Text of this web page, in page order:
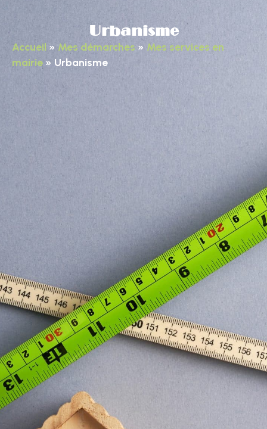
Urbanisme
Accueil » Mes démarches » Mes services en
mairie » Urbanisme